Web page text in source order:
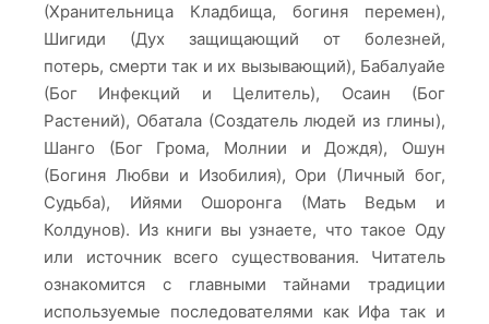
(Хранительница Кладбища, богиня перемен),
Шигиди (Дух защищающий от болезней,
потерь, смерти так и их вызывающий), Бабалуайе
(Бог Инфекций и Целитель), Осаин (Бог
Растений), Обатала (Создатель людей из глины),
Шанго (Бог Грома, Молнии и Дождя), Ошун
(Богиня Любви и Изобилия), Ори (Личный бог,
Судьба), Ийями Ошоронга (Мать Ведьм и
Колдунов). Из книги вы узнаете, что такое Оду
или источник всего существования. Читатель
ознакомится с главными тайнами традиции
используемые последователями как Ифа так и